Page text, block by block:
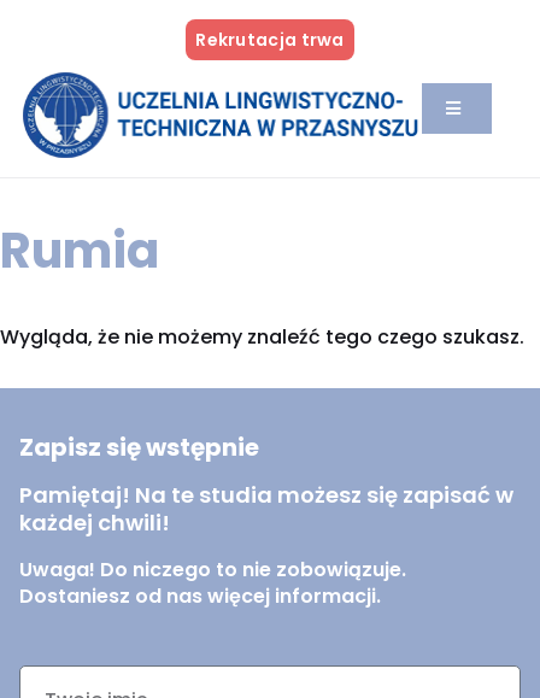
Rekrutacja trwa
Rumia
Wygląda, że nie możemy znaleźć tego czego szukasz.
Zapisz się wstępnie
Pamiętaj! Na te studia możesz się zapisać w
każdej chwili!
Uwaga! Do niczego to nie zobowiązuje.
Dostaniesz od nas więcej informacji.